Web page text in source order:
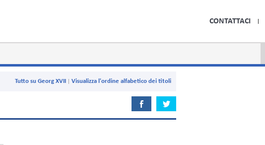
CONTATTACI
Visualizza l'ordine alfabetico dei titoli
Tutto su Georg XVII